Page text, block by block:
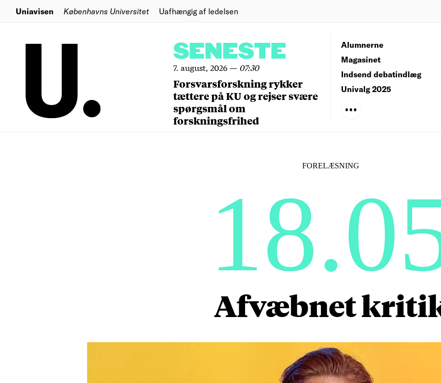
Uniavisen Københavns Universitet Uafhængig af ledelsen
SENESTE
7. august, 2026— 07:30
Forsvarsforskning rykker
tættere på KU og rejser svære
spørgsmål om
forskningsfrihed
Alumnerne
Magasinet
Indsend debatindlæg
Univalg 2025
FORELÆSNING
Afvæbnet